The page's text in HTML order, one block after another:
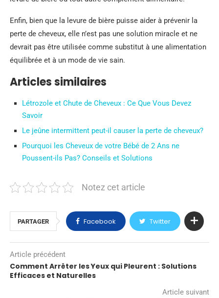
Enfin, bien que la levure de bière puisse aider à prévenir la
perte de cheveux, elle n’est pas une solution miracle et ne
devrait pas être utilisée comme substitut à une alimentation
équilibrée et à un mode de vie sain.
Articles similaires
Létrozole et Chute de Cheveux : Ce Que Vous Devez
Savoir
Le jeûne intermittent peut-il causer la perte de cheveux?
Pourquoi les Cheveux de votre Bébé de 2 Ans ne
Poussent-ils Pas? Conseils et Solutions
Notez cet article
PARTAGER Facebook Twitter
Article précédent
Comment Arrêter les Yeux qui Pleurent : Solutions
Efficaces et Naturelles
Article suivant